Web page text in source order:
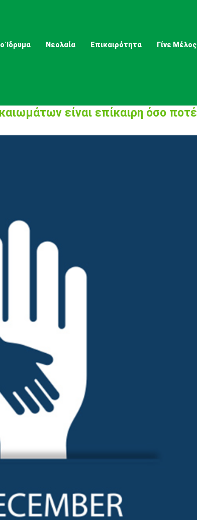
Ίδρυμα Νεολαία Επικαιρότητα Γίνε Μέλος
είναι επίκαιρη όσο ποτέ